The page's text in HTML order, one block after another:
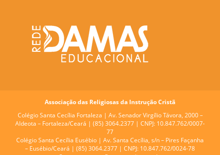
Associação das Religiosas da Instrução Cristã
Colégio Santa Cecília Fortaleza | Av. Senador Virgílio Távora, 2000 –
Aldeota – Fortaleza/Ceará | (85) 3064.2377 | CNPJ: 10.847.762/0007-
77
Colégio Santa Cecília Eusébio | Av. Santa Cecília, s/n – Pires Façanha
– Eusébio/Ceará | (85) 3064.2377 | CNPJ: 10.847.762/0024-78